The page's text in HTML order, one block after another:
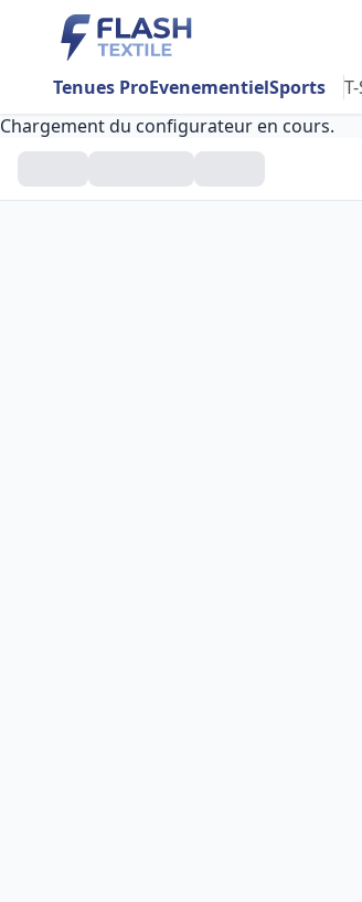
Tenues ProEvenementielSports
Chargement du configurateur en cours.